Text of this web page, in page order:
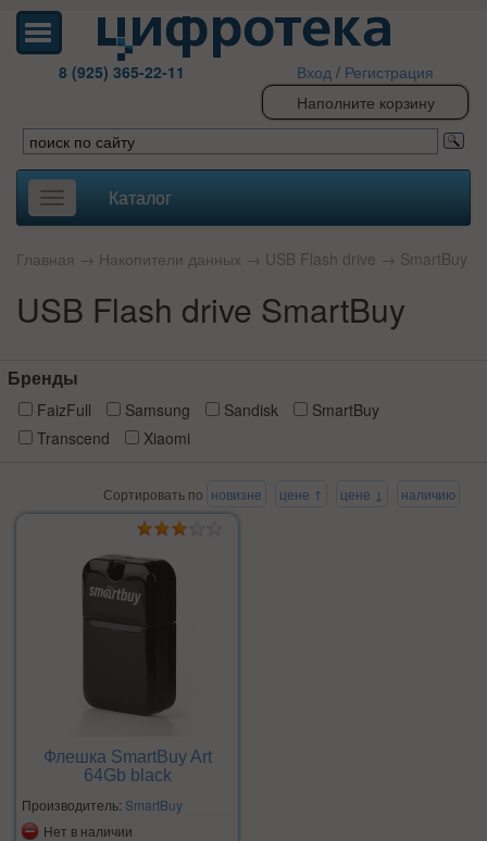
8 (925) 365-22-11 Вход / Регистрация
Наполните корзину
Toggle
navigation
Каталог
Главная → Накопители данных → USB Flash drive → SmartBuy
USB Flash drive SmartBuy
Бренды
FaizFull Samsung Sandisk
SmartBuy
Transcend
Xiaomi
Сортировать по новизне цене ↑ цене ↓ наличию
Флешка SmartBuy Art
64Gb black
Производитель: SmartBuy
Нет в наличии